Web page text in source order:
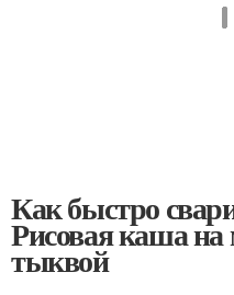
Как быстро
Рисовая каша на
тыквой